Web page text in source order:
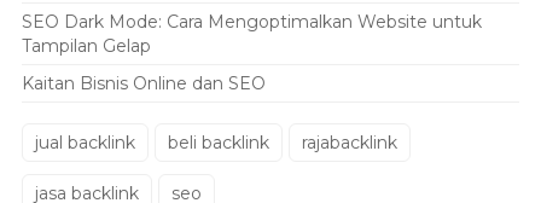
SEO Dark Mode: Cara Mengoptimalkan Website untuk
Tampilan Gelap
Kaitan Bisnis Online dan SEO
jual backlink beli backlink rajabacklink
jasa backlink seo